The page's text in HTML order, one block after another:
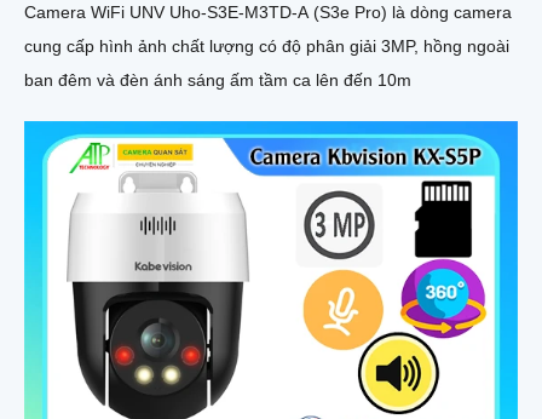
Camera WiFi UNV Uho-S3E-M3TD-A (S3e Pro) là dòng camera
cung cấp hình ảnh chất lượng có độ phân giải 3MP, hồng ngoài
ban đêm và đèn ánh sáng ấm tầm ca lên đến 10m